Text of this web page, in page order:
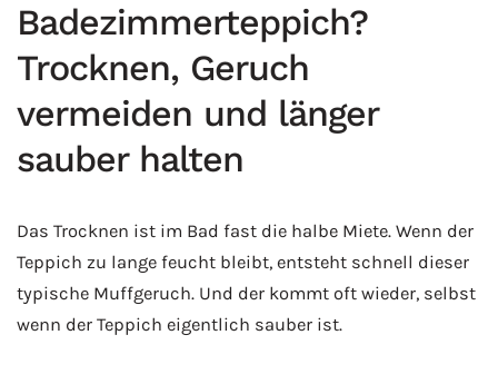
Badezimmerteppich?
Trocknen, Geruch
vermeiden und länger
sauber halten
Das Trocknen ist im Bad fast die halbe Miete. Wenn der
Teppich zu lange feucht bleibt, entsteht schnell dieser
typische Muffgeruch. Und der kommt oft wieder, selbst
wenn der Teppich eigentlich sauber ist.